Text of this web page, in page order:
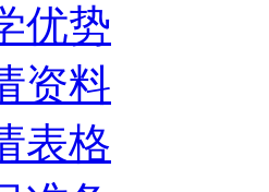
优势
资料
表格